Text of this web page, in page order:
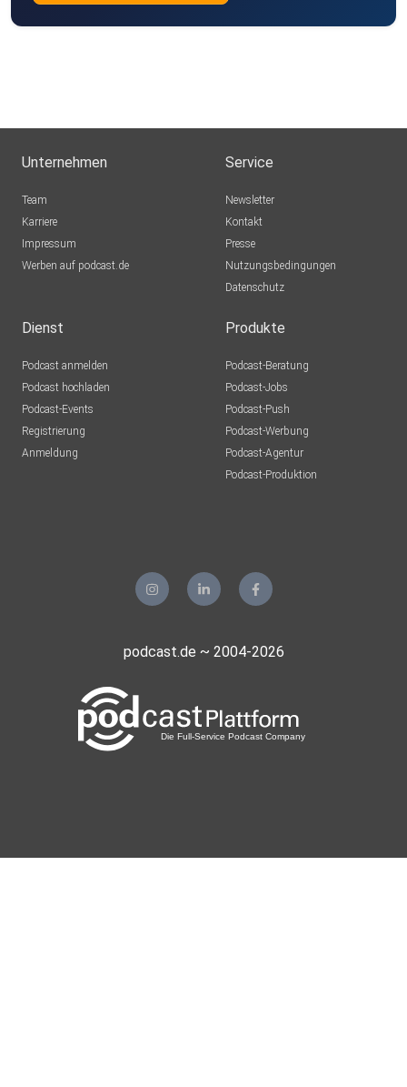
Unternehmen
Team
Karriere
Impressum
Werben auf podcast.de
Service
Newsletter
Kontakt
Presse
Nutzungsbedingungen
Datenschutz
Dienst
Podcast anmelden
Podcast hochladen
Podcast-Events
Registrierung
Anmeldung
Produkte
Podcast-Beratung
Podcast-Jobs
Podcast-Push
Podcast-Werbung
Podcast-Agentur
Podcast-Produktion
podcast.de ~ 2004-2026